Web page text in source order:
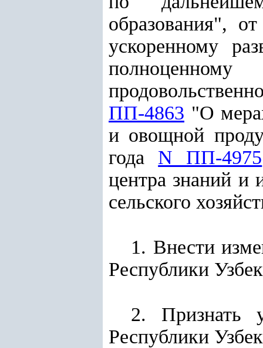
образования",
ускоренному
ПП-4863 "О
и овощной
года N ПП-4975
центра знаний и
сельского
1. Внести
Республики
2. Признать
Республики